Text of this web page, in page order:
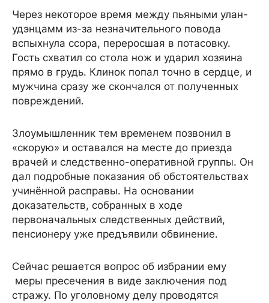
Через некоторое время между пьяными улан-
удэнцамм из-за незначительного повода
вспыхнула ссора, переросшая в потасовку.
Гость схватил со стола нож и ударил хозяина
прямо в грудь. Клинок попал точно в сердце, и
мужчина сразу же скончался от полученных
повреждений.
Злоумышленник тем временем позвонил в
«скорую» и оставался на месте до приезда
врачей и следственно-оперативной группы. Он
дал подробные показания об обстоятельствах
учинённой расправы. На основании
доказательств, собранных в ходе
первоначальных следственных действий,
пенсионеру уже предъявили обвинение.
Сейчас решается вопрос об избрании ему
меры пресечения в виде заключения под
стражу. По уголовному делу проводятся